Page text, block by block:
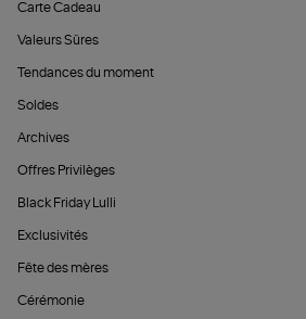
Carte Cadeau
Valeurs Sûres
Tendances du moment
Soldes
Archives
Offres Privilèges
Black Friday Lulli
Exclusivités
Fête des mères
Cérémonie